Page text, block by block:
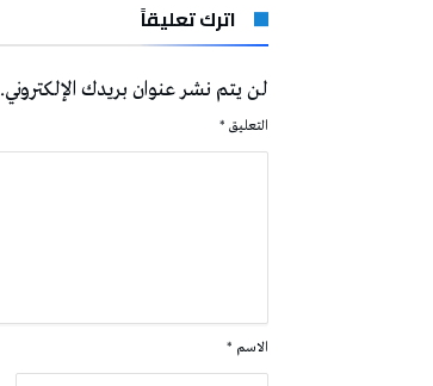
اترك تعليقاً
لن يتم نشر عنوان بريدك الإلكتروني.
التعليق *
الاسم *